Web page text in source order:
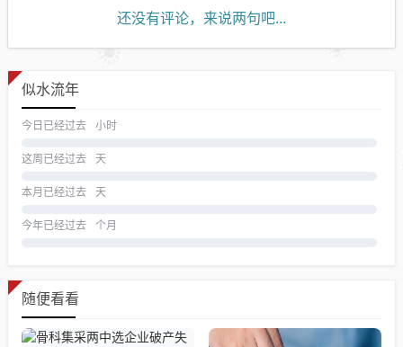
还没有评论，来说两句吧...
似水流年
今日已经过去 小时
这周已经过去 天
本月已经过去 天
今年已经过去 个月
随便看看